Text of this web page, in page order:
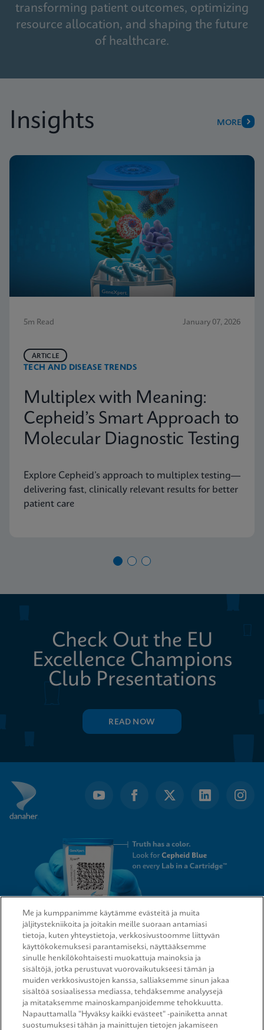
transforming patient outcomes, optimizing
resource allocation, and shaping the future
of healthcare.
Insights MORE
5m Read January 07, 2026
TECH AND DISEASE TRENDS
ARTICLE
Multiplex with Meaning:
Cepheid’s Smart Approach to
Molecular Diagnostic Testing
Explore Cepheid’s approach to multiplex testing—
delivering fast, clinically relevant results for better
patient care
Check Out the EU
Excellence Champions
Club Presentations
READ NOW
QUICK LINKS
LEGAL
Me ja kumppanimme käytämme evästeitä ja muita
jäljitystekniikoita ja joitakin meille suoraan antamiasi
tietoja, kuten yhteystietoja, verkkosivustoomme liittyvän
käyttökokemuksesi parantamiseksi, näyttääksemme
sinulle henkilökohtaisesti muokattuja mainoksia ja
sisältöjä, jotka perustuvat vuorovaikutukseesi tämän ja
muiden verkkosivustojen kanssa, salliaksemme sinun jakaa
sisältöä sosiaalisessa mediassa, tehdäksemme analyysejä
ja mitataksemme mainoskampanjoidemme tehokkuutta.
Napauttamalla "Hyväksy kaikki evästeet" -painiketta annat
suostumuksesi tähän ja mainittujen tietojen jakamiseen